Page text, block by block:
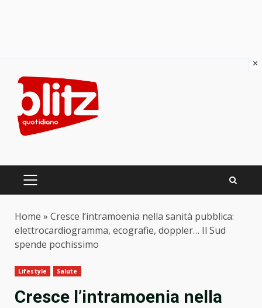
content
PRIMARY
Home » Cresce l’intramoenia nella sanità pubblica:
elettrocardiogramma, ecografie, doppler… Il Sud
spende pochissimo
Lifestyle Salute
Cresce l’intramoenia nella
×